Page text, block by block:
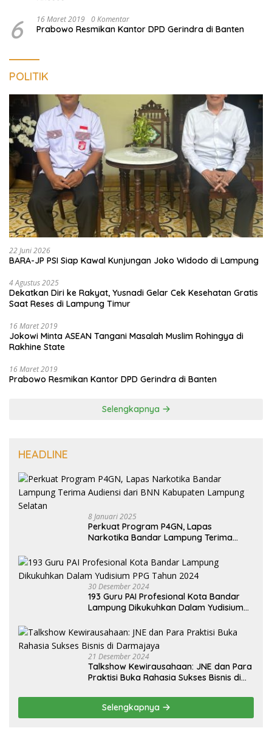
6 16 Maret 2019 0 Komentar
Prabowo Resmikan Kantor DPD Gerindra di Banten
POLITIK
22 Juni 2026
BARA-JP PSI Siap Kawal Kunjungan Joko Widodo di Lampung
4 Agustus 2025
Dekatkan Diri ke Rakyat, Yusnadi Gelar Cek Kesehatan Gratis
Saat Reses di Lampung Timur
16 Maret 2019
Jokowi Minta ASEAN Tangani Masalah Muslim Rohingya di
Rakhine State
16 Maret 2019
Prabowo Resmikan Kantor DPD Gerindra di Banten
Selengkapnya
HEADLINE
8 Januari 2025
Perkuat Program P4GN, Lapas
Narkotika Bandar Lampung Terima
Selatan
30 Desember 2024
193 Guru PAI Profesional Kota Bandar
Lampung Dikukuhkan Dalam Yudisium
21 Desember 2024
Talkshow Kewirausahaan: JNE dan Para
Praktisi Buka Rahasia Sukses Bisnis di
Selengkapnya